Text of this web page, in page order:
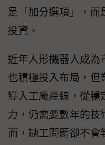
是「加分選項」，而
投資。
近年人形機器人成為
也積極投入布局，但
導入工廠產線，從穩
力，仍需要數年的技
而，缺工問題卻不會